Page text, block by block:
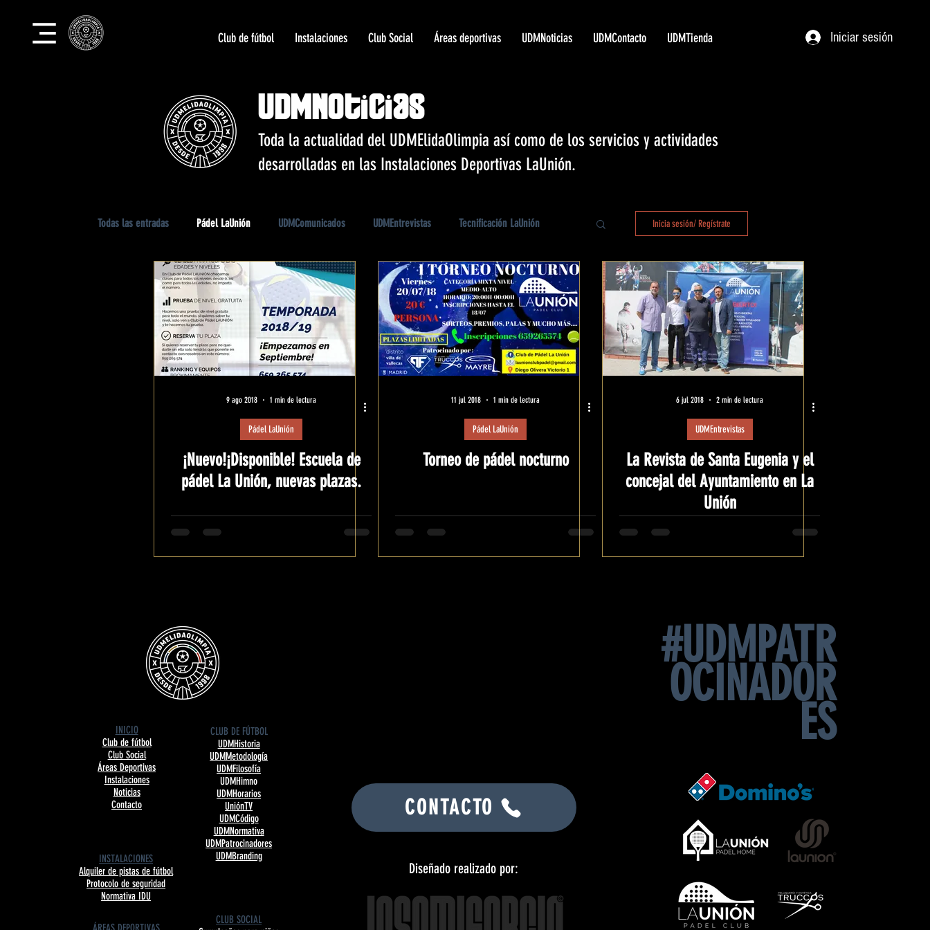
Iniciar sesión
Club de fútbol Instalaciones Club Social Áreas deportivas UDMNoticias UDMContacto UDMTienda
UDMNoticias
Toda la actualidad del UDMElidaOlimpia así como de los servicios y actividades
desarrolladas en las Instalaciones Deportivas LaUnión.
Todas las entradas Pádel LaUnión UDMComunicados UDMEntrevistas Tecnificación LaUnión
Campus LaUnión Club Social LaUnión Eventos deportivos LaUnión Unión Body Center
Inicia sesión/ Regístrate
9 ago 2018 1 min de lectura
Pádel LaUnión
¡Nuevo!¡Disponible! Escuela de
pádel La Unión, nuevas plazas.
11 jul 2018 1 min de lectura
Pádel LaUnión
Torneo de pádel nocturno
6 jul 2018 2 min de lectura
UDMEntrevistas
La Revista de Santa Eugenia y el
concejal del Ayuntamiento en La
Unión
INICIO
Club de fútbol
Club Social
Áreas Deportivas
Instalaciones
Noticias
Contacto
CLUB DE FÚTBOL
UDMHistoria
UDMMetodología
UDMFilosofía
UDMHimno
UDMHorarios
UniónTV
UDMCódigo
UDMNormativa
UDMPatrocinadores
UDMBranding
INSTALACIONES
Alquiler de pistas de fútbol
Protocolo de seguridad
Normativa IDU
CLUB SOCIAL
CONTACTO
Diseñado realizado por:
#UDMPATR
OCINADOR
ES